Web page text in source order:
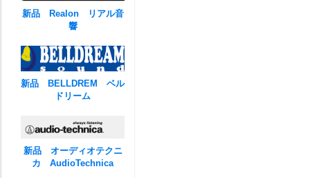
新品 Realon リアル音
響
新品 BELLDREM ベル
ドリーム
新品 オーディオテクニ
カ AudioTechnica